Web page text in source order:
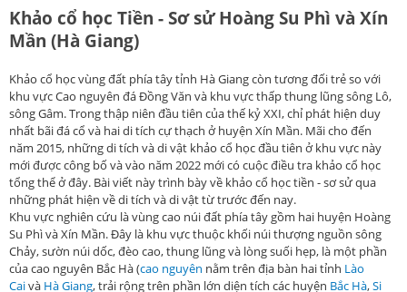
Khảo cổ học Tiền - Sơ sử Hoàng Su Phì và Xín
Mần (Hà Giang)
Khảo cổ học vùng đất phía tây tỉnh Hà Giang còn tương đối trẻ so với
khu vực Cao nguyên đá Đồng Văn và khu vực thấp thung lũng sông Lô,
sông Gâm. Trong thập niên đầu tiên của thế kỷ XXI, chỉ phát hiện duy
nhất bãi đá cổ và hai di tích cự thạch ở huyện Xín Mần. Mãi cho đến
năm 2015, những di tích và di vật khảo cổ học đầu tiên ở khu vực này
mới được công bố và vào năm 2022 mới có cuộc điều tra khảo cổ học
tổng thể ở đây. Bài viết này trình bày về khảo cổ học tiền - sơ sử qua
những phát hiện về di tích và di vật từ trước đến nay.
Khu vực nghiên cứu là vùng cao núi đất phía tây gồm hai huyện Hoàng
Su Phì và Xín Mần. Đây là khu vực thuộc khối núi thượng nguồn sông
Chảy, sườn núi dốc, đèo cao, thung lũng và lòng suối hẹp, là một phần
của cao nguyên Bắc Hà (cao nguyên nằm trên địa bàn hai tỉnh Lào
Caivà Hà Giang, trải rộng trên phần lớn diện tích các huyện Bắc Hà,Si